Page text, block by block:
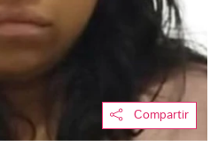
Compartir